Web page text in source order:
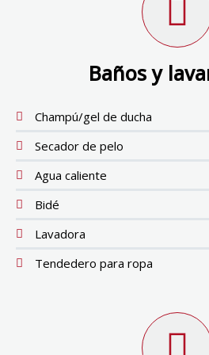
Baños y
Champú/gel de ducha
Secador de pelo
Agua caliente
Bidé
Lavadora
Tendedero para ropa